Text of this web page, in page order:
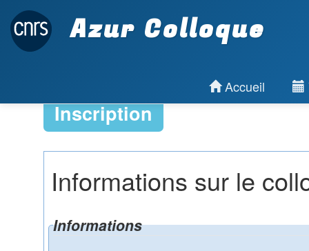
Azur Colloque
Accueil
Inscription
Informations sur le
Informations